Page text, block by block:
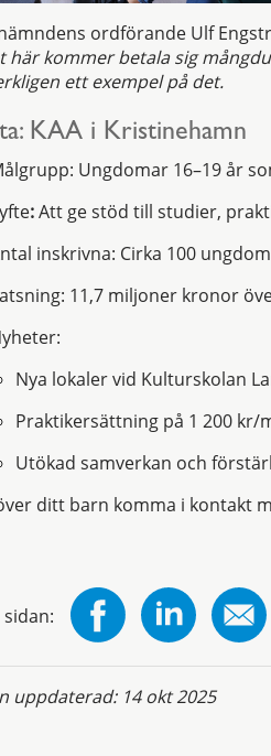
ordförande Ulf
här kommer betala sig
ett exempel på det.
KAA i Kristinehamn
Ungdomar 16–19 år
:Att ge stöd till studier,
inskrivna: Cirka 100
11,7 miljoner kronor
Nya lokaler vid Kulturskolan
Praktikersättning på 1 200 kr/
Utökad samverkan och
ditt barn komma i kontakt
sidan:
uppdaterad: 14 okt 2025